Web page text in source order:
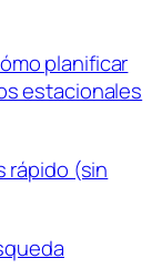
planificar
estacionales
rápido (sin